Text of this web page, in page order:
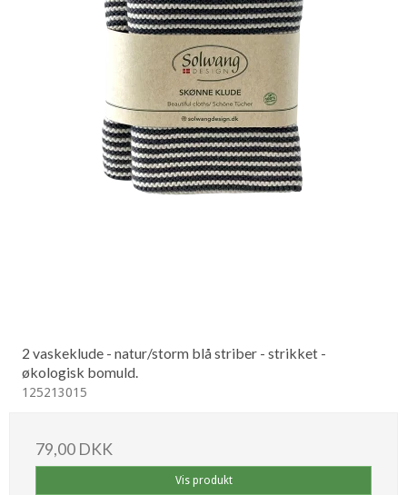
2 vaskeklude - natur/storm blå striber - strikket -
økologisk bomuld.
125213015
79,00 DKK
Vis produkt